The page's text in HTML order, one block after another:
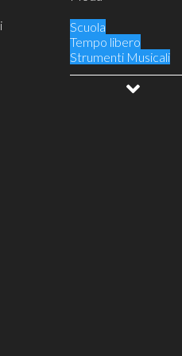
Scuola
Tempo libero
Strumenti Musicali
Audio Video
Videogiochi e Console